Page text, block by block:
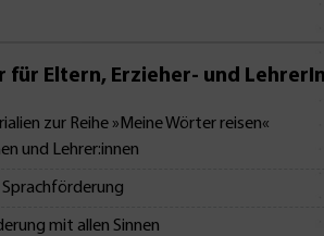
für Eltern, Erzieher- und
zur Reihe »Meine Wörter reisen«
und Lehrer:innen
mit allen Sinnen